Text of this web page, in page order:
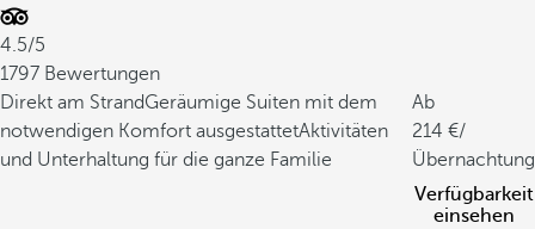
4.5/5
1797 Bewertungen
Direkt am StrandGeräumige Suiten mit dem
notwendigen Komfort ausgestattetAktivitäten
und Unterhaltung für die ganze Familie
Ab
214
/
Übernachtung
Verfügbarkeit
einsehen